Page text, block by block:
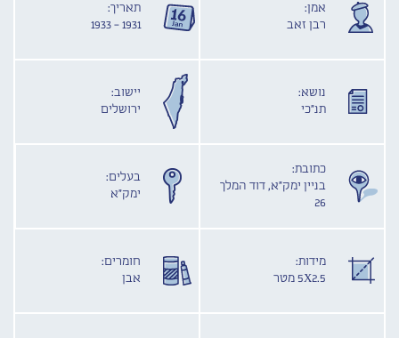
אמן:
רבן זאב
תאריך:
1931 - 1933
נושא:
תנ"כי
יישוב:
ירושלים
כתובת:
בניין ימק"א, דוד המלך
26
בעלים:
ימק"א
מידות:
5X2.5 מטר
חומרים:
אבן